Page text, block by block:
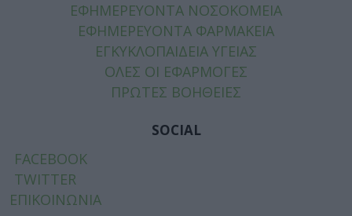
ΕΦΗΜΕΡΕΥΟΝΤΑ ΝΟΣΟΚΟΜΕΙΑ
ΕΦΗΜΕΡΕΥΟΝΤΑ ΦΑΡΜΑΚΕΙΑ
ΕΓΚΥΚΛΟΠΑΙΔΕΙΑ ΥΓΕΙΑΣ
ΟΛΕΣ ΟΙ ΕΦΑΡΜΟΓΕΣ
ΠΡΩΤΕΣ ΒΟΗΘΕΙΕΣ
SOCIAL
FACEBOOK
TWITTER
ΕΠΙΚΟΙΝΩΝΙΑ